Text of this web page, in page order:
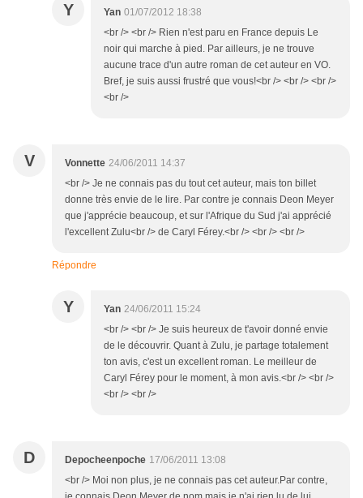
Y Yan 01/07/2012 18:38
<br /> <br /> Rien n'est paru en France depuis Le
noir qui marche à pied. Par ailleurs, je ne trouve
aucune trace d'un autre roman de cet auteur en VO.
Bref, je suis aussi frustré que vous!<br /> <br /> <br />
<br />
V Vonnette 24/06/2011 14:37
<br /> Je ne connais pas du tout cet auteur, mais ton billet
donne très envie de le lire. Par contre je connais Deon Meyer
que j'apprécie beaucoup, et sur l'Afrique du Sud j'ai apprécié
l'excellent Zulu<br /> de Caryl Férey.<br /> <br /> <br />
Répondre
Y Yan 24/06/2011 15:24
<br /> <br /> Je suis heureux de t'avoir donné envie
de le découvrir. Quant à Zulu, je partage totalement
ton avis, c'est un excellent roman. Le meilleur de
Caryl Férey pour le moment, à mon avis.<br /> <br />
<br /> <br />
D Depocheenpoche 17/06/2011 13:08
<br /> Moi non plus, je ne connais pas cet auteur.Par contre,